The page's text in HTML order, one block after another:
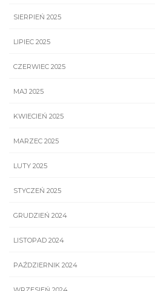
SIERPIEŃ 2025
LIPIEC 2025
CZERWIEC 2025
MAJ 2025
KWIECIEŃ 2025
MARZEC 2025
LUTY 2025
STYCZEŃ 2025
GRUDZIEŃ 2024
LISTOPAD 2024
PAŹDZIERNIK 2024